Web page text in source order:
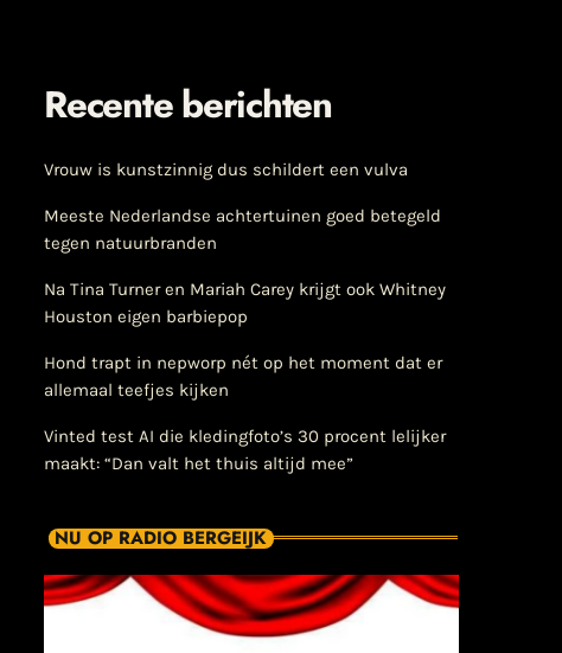
Recente berichten
Vrouw is kunstzinnig dus schildert een vulva
Meeste Nederlandse achtertuinen goed betegeld
tegen natuurbranden
Na Tina Turner en Mariah Carey krijgt ook Whitney
Houston eigen barbiepop
Hond trapt in nepworp nét op het moment dat er
allemaal teefjes kijken
Vinted test AI die kledingfoto’s 30 procent lelijker
maakt: “Dan valt het thuis altijd mee”
NU OP RADIO BERGEIJK